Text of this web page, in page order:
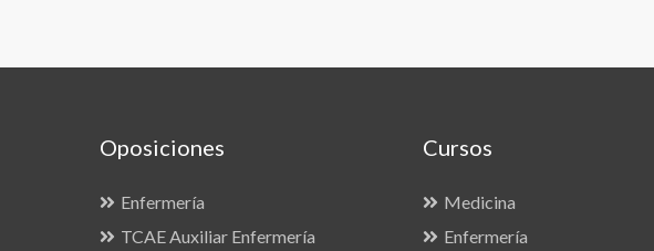
Oposiciones
Enfermería
TCAE Auxiliar Enfermería
Cursos
Medicina
Enfermería